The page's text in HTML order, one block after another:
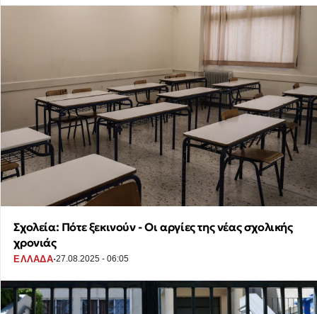
Σχολεία: Πότε ξεκινούν - Οι αργίες της νέας σχολικής
χρονιάς
ΕΛΛΑΔΑ·27.08.2025 - 06:05